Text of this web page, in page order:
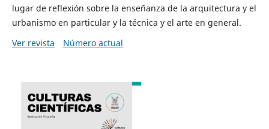
lugar de reflexión sobre la enseñanza de la arquitectura y el
urbanismo en particular y la técnica y el arte en general.
Ver revista
Número actual